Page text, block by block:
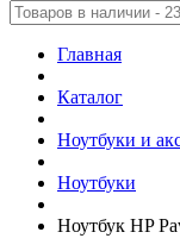
Главная
Каталог
Ноутбуки и
Ноутбуки
Ноутбук HP